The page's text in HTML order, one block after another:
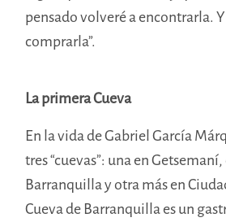
pensado volveré a encontrarla.
comprarla”.
La primera Cueva
En la vida de Gabriel García
tres “cuevas”: una en
Barranquilla y otra más en
Cueva de Barranquilla es un